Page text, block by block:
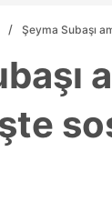
Şeyma Subaşı